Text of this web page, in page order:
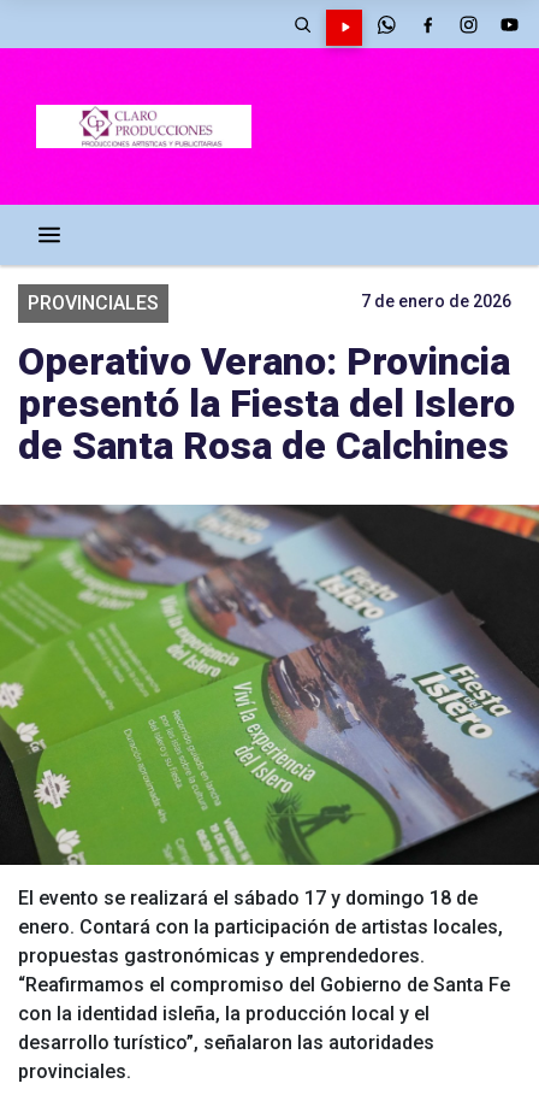
PROVINCIALES 7 de enero de 2026
Operativo Verano: Provincia
presentó la Fiesta del Islero
de Santa Rosa de Calchines
El evento se realizará el sábado 17 y domingo 18 de
enero. Contará con la participación de artistas locales,
propuestas gastronómicas y emprendedores.
“Reafirmamos el compromiso del Gobierno de Santa Fe
con la identidad isleña, la producción local y el
desarrollo turístico”, señalaron las autoridades
provinciales.